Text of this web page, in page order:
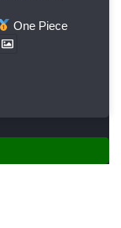
One Piece